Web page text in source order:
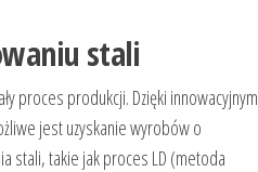
stali
proces produkcji. Dzięki innowacyjnym
jest uzyskanie wyrobów o
stali, takie jak proces LD (metoda